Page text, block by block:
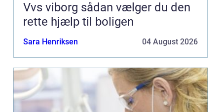
Vvs viborg sådan vælger du den
rette hjælp til boligen
Sara Henriksen 04 August 2026